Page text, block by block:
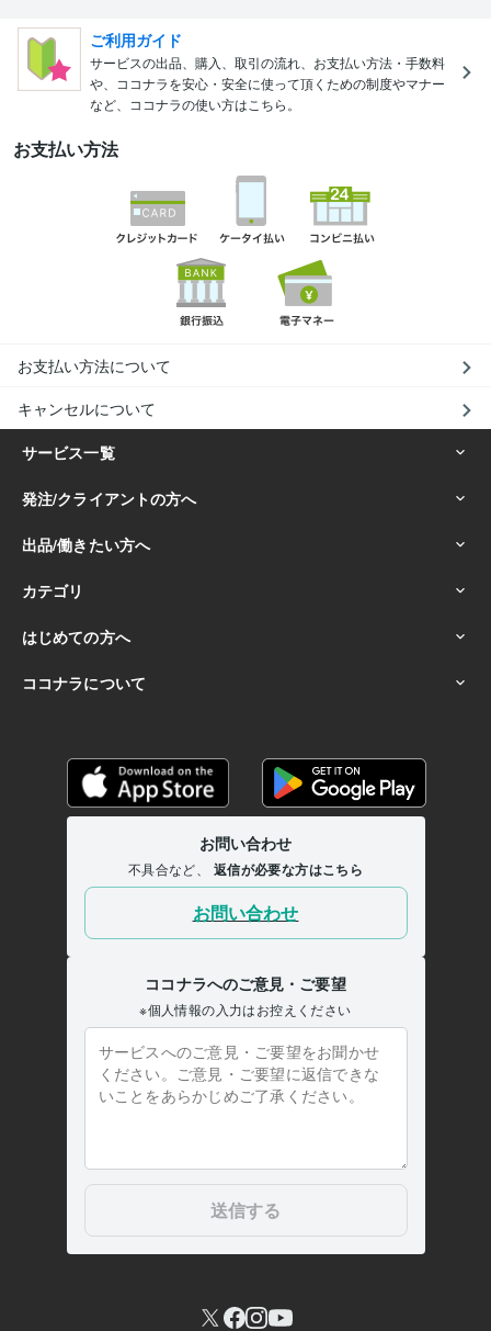
ご利用ガイド
サービスの出品、購入、取引の流れ、お支払い方法・手数料
や、ココナラを安心・安全に使って頂くための制度やマナー
など、ココナラの使い方はこちら。
お支払い方法
お支払い方法について
キャンセルについて